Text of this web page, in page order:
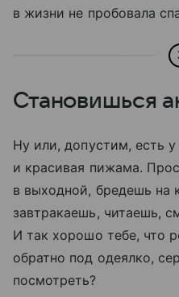
в жизни не пробовала
Становишься
Ну или, допустим, есть
и красивая пижама.
в выходной, бредешь на
завтракаешь, читаешь,
И так хорошо тебе, что
обратно под одеялко,
посмотреть?